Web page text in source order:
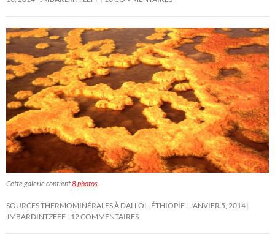
Cette galerie contient8 photos
SOURCES THERMOMINÉRALES À DALLOL, ÉTHIOPIE
JANVIER 5, 2014
JMBARDINTZEFF 12 COMMENTAIRES